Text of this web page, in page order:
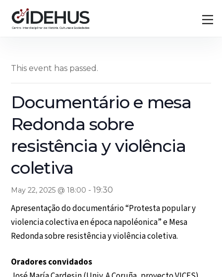
content
This event has passed.
Documentário e mesa
Redonda sobre
resistência y violência
coletiva
May 22, 2025 @ 18:00 -19:30
Apresentação do documentário “Protesta popular y
violencia colectiva en época napoléonica” e Mesa
Redonda sobre resistência y violência coletiva.
Oradores convidados